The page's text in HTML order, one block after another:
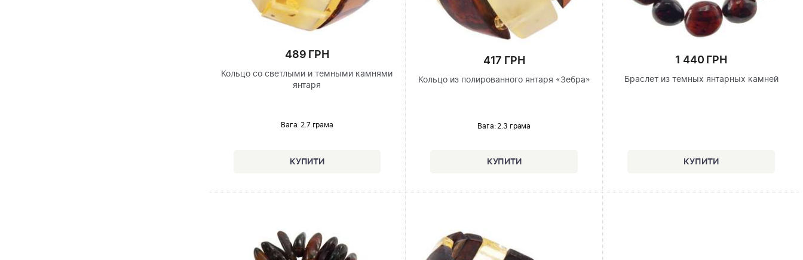
489 ГРН
Кольцо со светлыми и темными камнями
янтаря
Вага: 2.7 грама
417 ГРН
Кольцо из полированного янтаря «Зебра»
Вага: 2.3 грама
1 440 ГРН
Браслет из темных янтарных камней